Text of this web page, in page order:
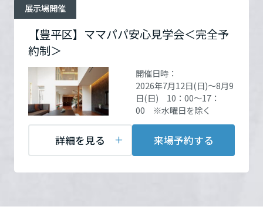
多彩な動画やこだわりが詰まった建築実例、注目の最新情報など、住
まいづくりを楽しく学べるデジタルラウンジです。
ホームラウンジ 新築・戸建て
障がい者採用
ウエルネス事業
海外事業
【豊平区】ママパパ安心見学会＜完全予
約制＞
展示場開催
開催日時：
2026年7月12日(日)～8月9
日(日) 10：00～17：
00 ※水曜日を除く
詳細を見る 来場予約する
群馬県
埼玉県
千葉県
東京都
条 Google Map
お問い合
わせ
電話：
011-813-0330
営業時間：10:00～18:00
定休日：※水曜定休（祝日
除く）
担当者：大沼 忠孝
来場予約する